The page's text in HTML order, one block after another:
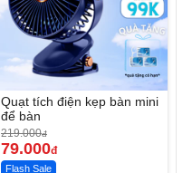
Quạt tích điện kẹp bàn mini
để bàn
219.000đ
79.000đ
Flash Sale